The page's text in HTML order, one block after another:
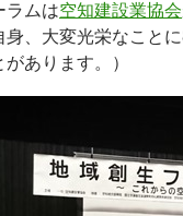
ラムは空知建設業協会
身、大変光栄なこと
あります。）